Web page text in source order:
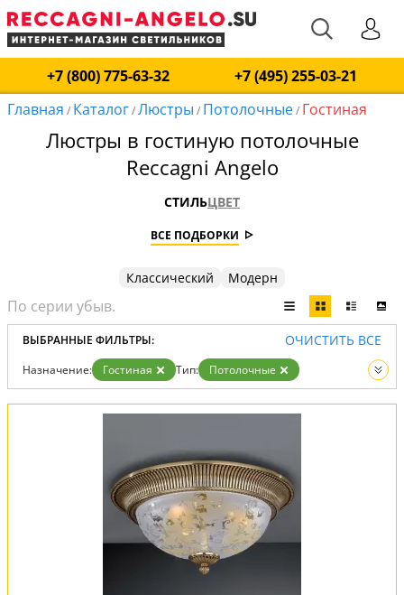
+7 (800) 775-63-32
+7 (495) 255-03-21
Главная / Каталог/Люстры / Потолочные/ Гостиная
Люстры в гостиную потолочные
Reccagni Angelo
СТИЛЬЦВЕТ
ВСЕ ПОДБОРКИ
Классический Модерн
ВЫБРАННЫЕ ФИЛЬТРЫ: ОЧИСТИТЬ ВСЕ
Назначение: Гостиная Тип:
Потолочные
Вид:
Люстры